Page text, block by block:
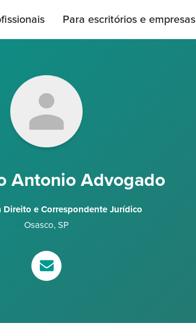
Para escritórios e empresas
Antonio Advogado
Direito e Correspondente Jurídico
Osasco, SP